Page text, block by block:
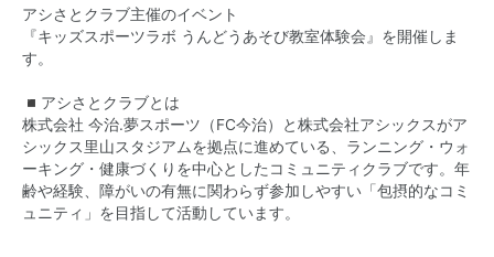
アシさとクラブ主催のイベント
『キッズスポーツラボ うんどうあそび教室体験会』を開催しま
す。
◾️アシさとクラブとは
株式会社 今治.夢スポーツ（FC今治）と株式会社アシックスがア
シックス里山スタジアムを拠点に進めている、ランニング・ウォ
ーキング・健康づくりを中心としたコミュニティクラブです。年
齢や経験、障がいの有無に関わらず参加しやすい「包摂的なコミ
ュニティ」を目指して活動しています。